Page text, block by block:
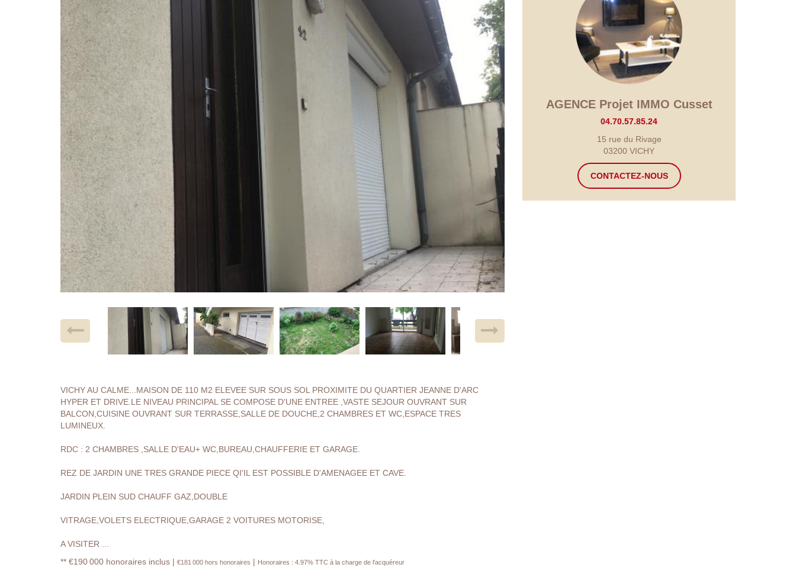
VICHY AU CALME...MAISON DE 110 M2 ELEVEE SUR SOUS SOL PROXIMITE DU QUARTIER JEANNE D'ARC
HYPER ET DRIVE.LE NIVEAU PRINCIPAL SE COMPOSE D'UNE ENTREE ,VASTE SEJOUR OUVRANT SUR
BALCON,CUISINE OUVRANT SUR TERRASSE,SALLE DE DOUCHE,2 CHAMBRES ET WC,ESPACE TRES
LUMINEUX.
RDC : 2 CHAMBRES ,SALLE D'EAU+ WC,BUREAU,CHAUFFERIE ET GARAGE.
REZ DE JARDIN UNE TRES GRANDE PIECE QI'IL EST POSSIBLE D'AMENAGEE ET CAVE.
JARDIN PLEIN SUD CHAUFF GAZ,DOUBLE
VITRAGE,VOLETS ELECTRIQUE,GARAGE 2 VOITURES MOTORISE,
A VISITER ...
** €190 000 honoraires inclus | €181 000 hors honoraires | Honoraires : 4.97% TTC à la charge de l'acquéreur
AGENCE Projet IMMO Cusset
04.70.57.85.24
15 rue du Rivage
03200 VICHY
CONTACTEZ-NOUS